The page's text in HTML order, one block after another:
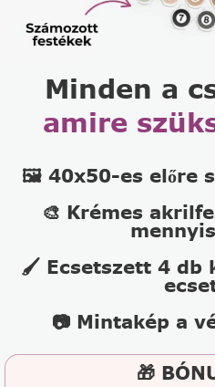
Minden a
amire
🖼️ 40x50-es előre
🎨 Krémes
🖌️ Ecsetszett 4 db
📷 Mintakép a
🎁